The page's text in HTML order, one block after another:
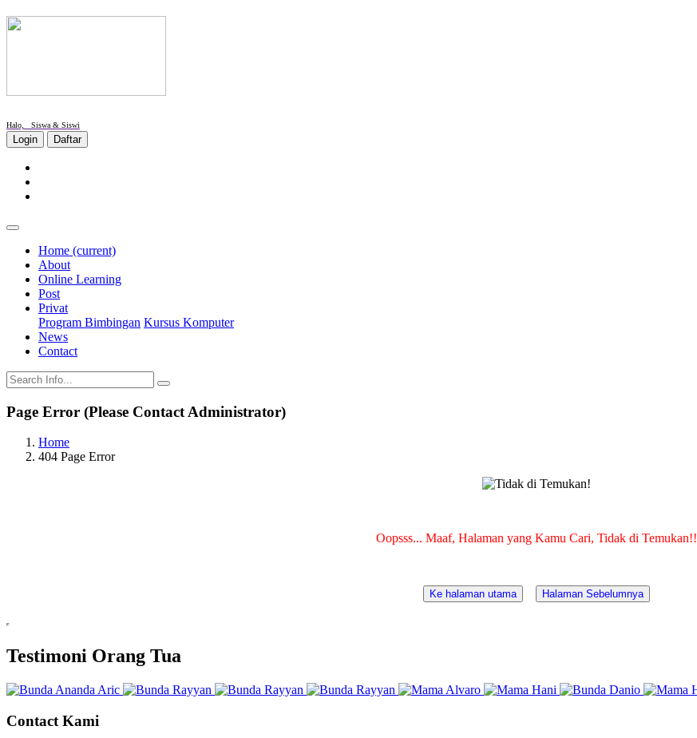
Halo, Siswa & Siswi
Login Daftar
Home (current)
About
Online Learning
Post
Privat
Program Bimbingan Kursus Komputer
News
Contact
Page Error (Please Contact Administrator)
Home
404 Page Error
Oopsss... Maaf, Halaman yang Kamu Cari, Tidak di Temukan!!
Ke halaman utama Halaman Sebelumnya
Testimoni Orang Tua
Contact Kami